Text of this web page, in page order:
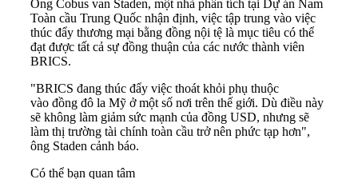
Ông Cobus van Staden, một nhà phân tích tại Dự án Nam
Toàn cầu Trung Quốc nhận định, việc tập trung vào việc
thúc đẩy thương mại bằng đồng nội tệ là mục tiêu có thể
đạt được tất cả sự đồng thuận của các nước thành viên
BRICS.
"BRICS đang thúc đẩy việc thoát khỏi phụ thuộc
vào đồng đô la Mỹ ở một số nơi trên thế giới. Dù điều này
sẽ không làm giảm sức mạnh của đồng USD, nhưng sẽ
làm thị trường tài chính toàn cầu trở nên phức tạp hơn",
ông Staden cảnh báo.
Có thể bạn quan tâm